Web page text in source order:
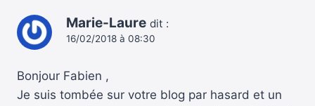
Marie-Laure dit :
16/02/2018 à 08:30
Bonjour Fabien ,
Je suis tombée sur votre blog par hasard et un